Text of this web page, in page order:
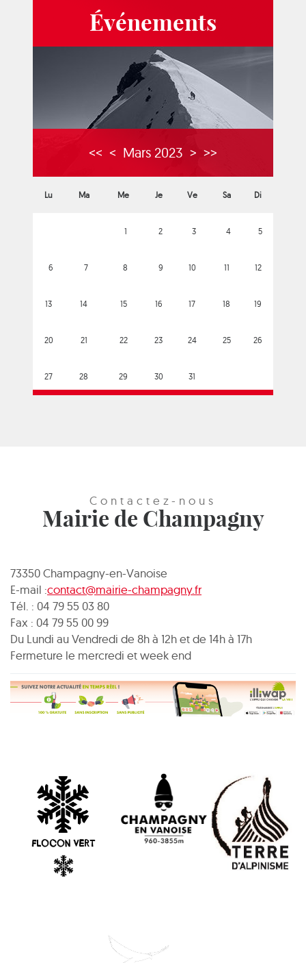
Événements
<< < Mars 2023 > >>
Lu Ma Me Je Ve Sa Di
1 2 3 4 5
6 7 8 9 10 11 12
13 14 15 16 17 18 19
20 21 22 23 24 25 26
27 28 29 30 31
Contactez-nous
Mairie de Champagny
73350 Champagny-en-Vanoise
E-mail :contact@mairie-champagny.fr
Tél. : 04 79 55 03 80
Fax : 04 79 55 00 99
Du Lundi au Vendredi de 8h à 12h et de 14h à 17h
Fermeture le mercredi et week end